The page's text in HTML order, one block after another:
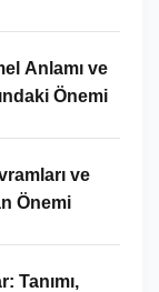
Anlamı ve
Önemi
ve
Önemi
Tanımı,